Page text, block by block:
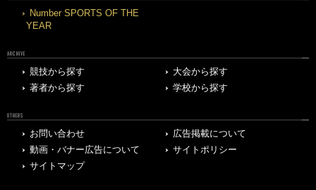
Number SPORTS OF THE
YEAR
ARCHIVE
競技から探す
大会から探す
著者から探す
学校から探す
OTHERS
お問い合わせ
広告掲載について
動画・バナー広告について
サイトポリシー
サイトマップ